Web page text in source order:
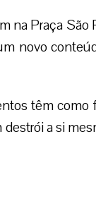
na Praça
novo
têm como
a si